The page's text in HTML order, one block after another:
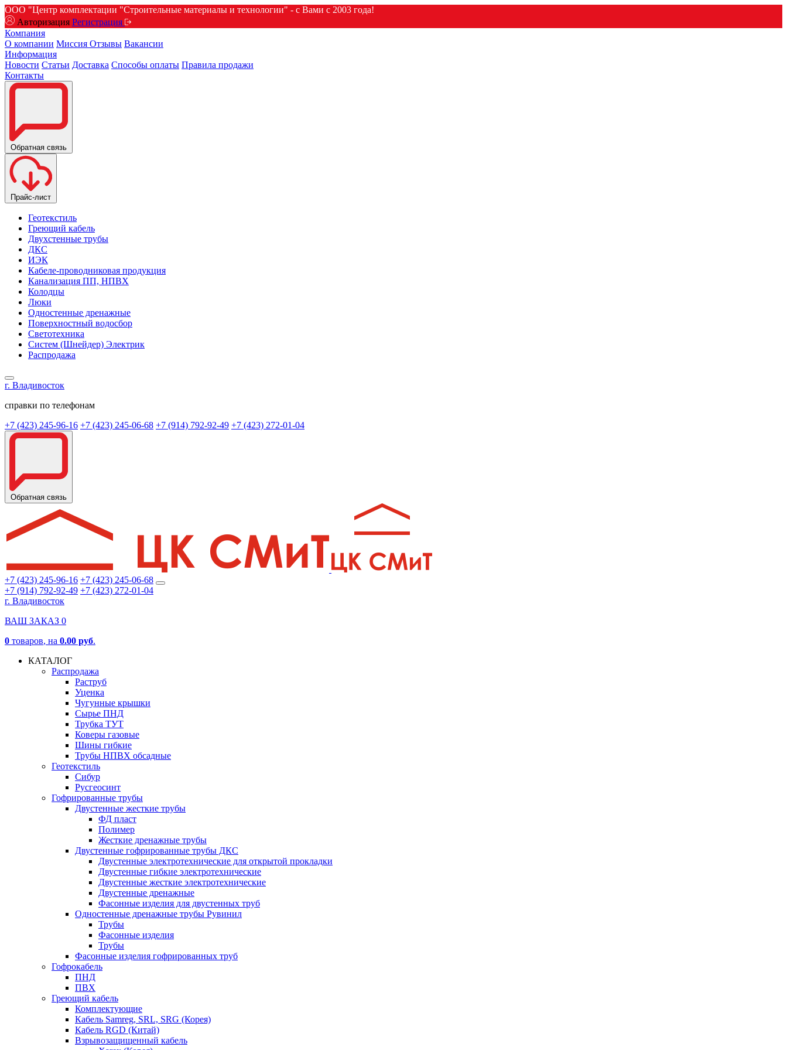
ООО "Центр комплектации "Строительные материалы и технологии" - с Вами с 2003 года!
Авторизация Регистрация
Компания
О компании Миссия Отзывы Вакансии
Информация
Новости Статьи Доставка Способы оплаты Правила продажи
Контакты
Обратная связь
Прайс-лист
Геотекстиль
Греющий кабель
Двухстенные трубы
ДКС
ИЭК
Кабеле-проводниковая продукция
Канализация ПП, НПВХ
Колодцы
Люки
Одностенные дренажные
Поверхностный водосбор
Светотехника
Систем (Шнейдер) Электрик
Распродажа
г. Владивосток
справки по телефонам
+7 (423) 245-96-16 +7 (423) 245-06-68 +7 (914) 792-92-49 +7 (423) 272-01-04
Обратная связь
+7 (423) 245-96-16 +7 (423) 245-06-68
+7 (914) 792-92-49 +7 (423) 272-01-04
г. Владивосток
ВАШ ЗАКАЗ 0
0 товаров, на 0.00 руб.
КАТАЛОГ
Распродажа
Раструб
Уценка
Чугунные крышки
Сырье ПНД
Трубка ТУТ
Коверы газовые
Шины гибкие
Трубы НПВХ обсадные
Геотекстиль
Сибур
Русгеосинт
Гофрированные трубы
Двустенные жесткие трубы
ФД пласт
Полимер
Жесткие дренажные трубы
Двустенные гофрированные трубы ДКС
Двустенные электротехнические для открытой прокладки
Двустенные гибкие электротехнические
Двустенные жесткие электротехнические
Двустенные дренажные
Фасонные изделия для двустенных труб
Одностенные дренажные трубы Рувинил
Трубы
Фасонные изделия
Трубы
Фасонные изделия гофрированных труб
Гофрокабель
ПНД
ПВХ
Греющий кабель
Комплектующие
Кабель Samreg, SRL, SRG (Корея)
Кабель RGD (Китай)
Взрывозащищенный кабель